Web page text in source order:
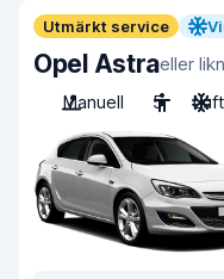
Utmärkt service
Opel Astraeller
Manuell
5